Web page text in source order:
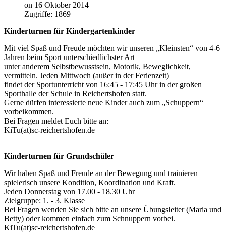
on 16 Oktober 2014
Zugriffe: 1869
Kinderturnen für Kindergartenkinder
Mit viel Spaß und Freude möchten wir unseren „Kleinsten“ von 4-6
Jahren beim Sport unterschiedlichster Art
unter anderem Selbstbewusstsein, Motorik, Beweglichkeit,
vermitteln. Jeden Mittwoch (außer in der Ferienzeit)
findet der Sportunterricht von 16:45 - 17:45 Uhr in der großen
Sporthalle der Schule in Reichertshofen statt.
Gerne dürfen interessierte neue Kinder auch zum „Schuppern“
vorbeikommen.
Bei Fragen meldet Euch bitte an:
KiTu(at)sc-reichertshofen.de
Kinderturnen für Grundschüler
Wir haben Spaß und Freude an der Bewegung und trainieren
spielerisch unsere Kondition, Koordination und Kraft.
Jeden Donnerstag von 17.00 - 18.30 Uhr
Zielgruppe: 1. - 3. Klasse
Bei Fragen wenden Sie sich bitte an unsere Übungsleiter (Maria und
Betty) oder kommen einfach zum Schnuppern vorbei.
KiTu(at)sc-reichertshofen.de